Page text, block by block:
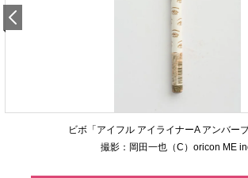
ビボ「アイフル アイライナーA アンバーブ
撮影：岡田一也（C）oricon ME